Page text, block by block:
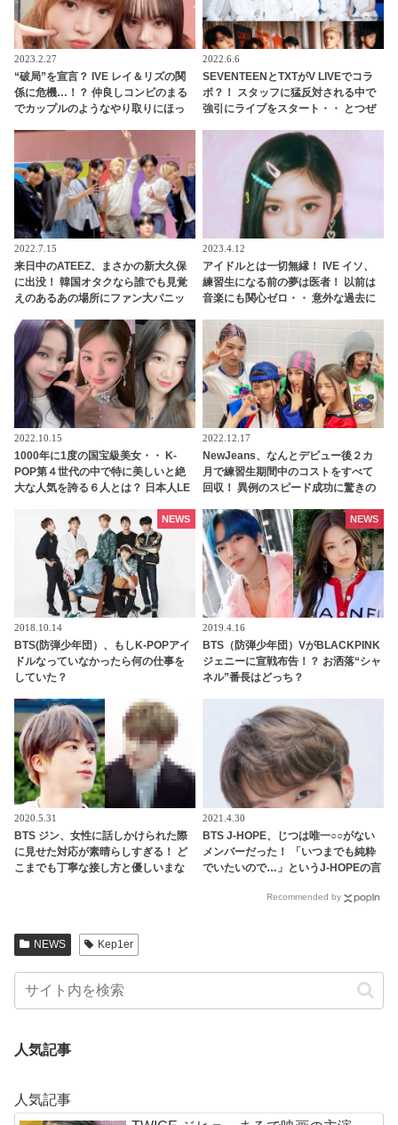
2023.2.27
“破局”を宣言？ IVE レイ＆リズの関
係に危機…！？ 仲良しコンビのまる
でカップルのようなやり取りにほっ
2022.6.6
SEVENTEENとTXTがV LIVEでコラ
ボ？！ スタッフに猛反対される中で
強引にライブをスタート・・ とつぜ
トのファンが大興奮
2022.7.15
来日中のATEEZ、まさかの新大久保
に出没！ 韓国オタクなら誰でも見覚
えのあるあの場所にファン大パニッ
2023.4.12
アイドルとは一切無縁！ IVE イソ、
練習生になる前の夢は医者！ 以前は
音楽にも関心ゼロ・・ 意外な過去に
2022.10.15
1000年に1度の国宝級美女・・ K-
POP第４世代の中で特に美しいと絶
大な人気を誇る６人とは？ 日本人LE
2022.12.17
NewJeans、なんとデビュー後２カ
月で練習生期間中のコストをすべて
回収！ 異例のスピード成功に驚きの
バーたちのお金の使い道は・・？
2018.10.14
BTS(防弾少年団）、もしK-POPアイ
ドルなっていなかったら何の仕事を
していた？
NEWS
2019.4.16
BTS（防弾少年団）VがBLACKPINK
ジェニーに宣戦布告！？ お洒落“シャ
ネル”番長はどっち？
NEWS
2020.5.31
BTS ジン、女性に話しかけられた際
に見せた対応が素晴らしすぎる！ ど
こまでも丁寧な接し方と優しいまな
2021.4.30
BTS J-HOPE、じつは唯一○○がない
メンバーだった！ 「いつまでも純粋
でいたいので…」というJ-HOPEの言
ンバー総反撃・・ 予想だにしない展
Recommended by
NEWS Kep1er
人気記事
人気記事